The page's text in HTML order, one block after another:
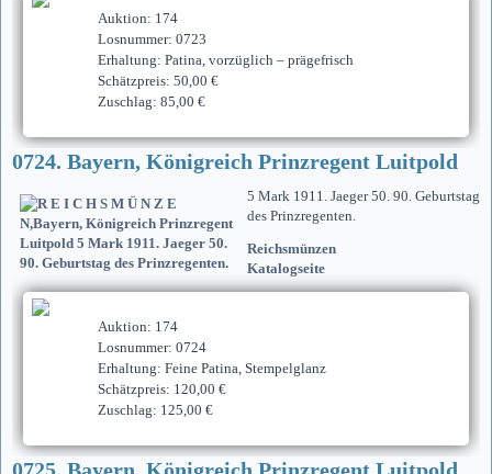
Auktion: 174
Losnummer: 0723
Erhaltung: Patina, vorzüglich – prägefrisch
Schätzpreis: 50,00 €
Zuschlag: 85,00 €
0724. Bayern, Königreich Prinzregent Luitpold
5 Mark 1911. Jaeger 50. 90. Geburtstag
des Prinzregenten.
Reichsmünzen
Katalogseite
Auktion: 174
Losnummer: 0724
Erhaltung: Feine Patina, Stempelglanz
Schätzpreis: 120,00 €
Zuschlag: 125,00 €